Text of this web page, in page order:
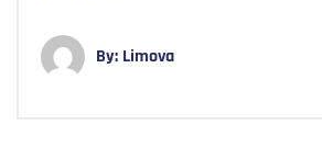
By: Limova